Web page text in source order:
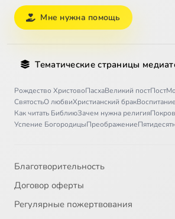
Мне нужна помощь
Тематические страницы
Рождество ХристовоПасхаВеликий постПост
СвятостьО любвиХристианский брак
Как читать БиблиюЗачем нужна религия
Успение БогородицыПреображение
Благотворительность
Договор оферты
Регулярные пожертвования